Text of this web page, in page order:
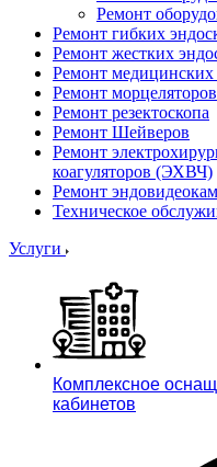
Ремонт
Ремонт гибких
Ремонт жестких
Ремонт медицинских
Ремонт морцеляторов
Ремонт резектоскопа
Ремонт Шейверов
Ремонт
коагуляторов (ЭХВЧ)
Ремонт
Техническое
Услуги
Комплексное
кабинетов